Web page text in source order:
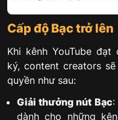
Cấp độ Bạc trở lên
Khi kênh YouTube
ký, content creators
quyền như sau:
Giải thưởng nút Bạc
dành cho những